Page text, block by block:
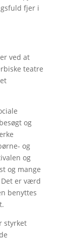
fjer i
ved at
teatre
og
og
og
og mange
er værd
benyttes
styrket